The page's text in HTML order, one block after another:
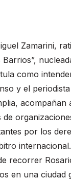
Zamarini,
como
y el
de
por los
internacional.
recorrer
en una ciudad